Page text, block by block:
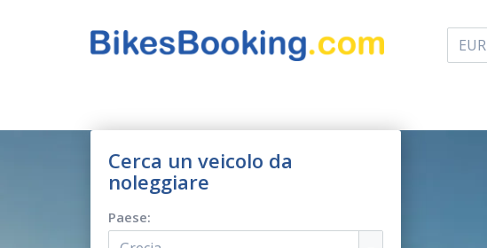
EUR
Cerca un veicolo da
noleggiare
Paese: